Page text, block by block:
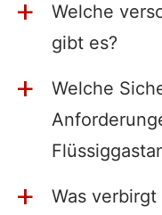
a
Welche
gibt es?
a
Welche
a
Was